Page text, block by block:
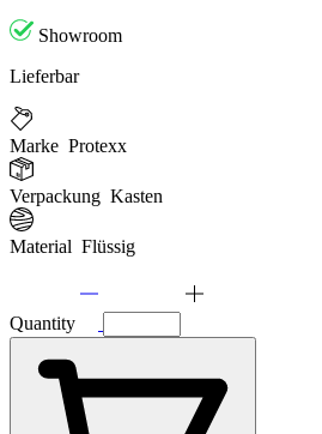
Showroom
Lieferbar
Marke Protexx
Verpackung Kasten
Material Flüssig
Quantity